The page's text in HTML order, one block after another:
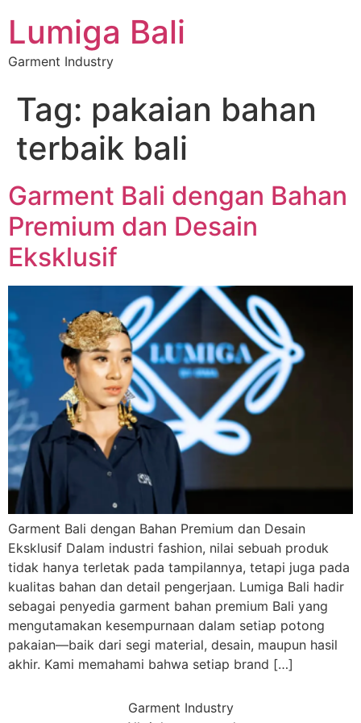
Lumiga Bali
Garment Industry
Tag: pakaian bahan
terbaik bali
Garment Bali dengan Bahan
Premium dan Desain
Eksklusif
Garment Bali dengan Bahan Premium dan Desain
Eksklusif Dalam industri fashion, nilai sebuah produk
tidak hanya terletak pada tampilannya, tetapi juga pada
kualitas bahan dan detail pengerjaan. Lumiga Bali hadir
sebagai penyedia garment bahan premium Bali yang
mengutamakan kesempurnaan dalam setiap potong
pakaian—baik dari segi material, desain, maupun hasil
akhir. Kami memahami bahwa setiap brand […]
Garment Industry